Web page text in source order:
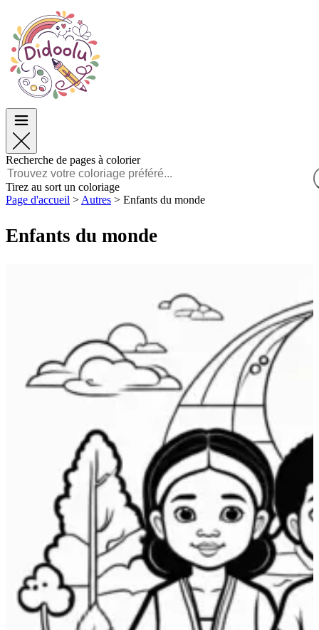
Pâques
TOP Catégories
Pour les Garçons
Pour les Filles
Français
POLSKI
FRANÇAIS
MALAGASY
Pâques
TOP Catégories
Pour les Garçons
Pour les Filles
Recherche de pages à colorier
Tirez au sort un coloriage
Page d'accueil > Autres > Enfants du monde
Enfants du monde